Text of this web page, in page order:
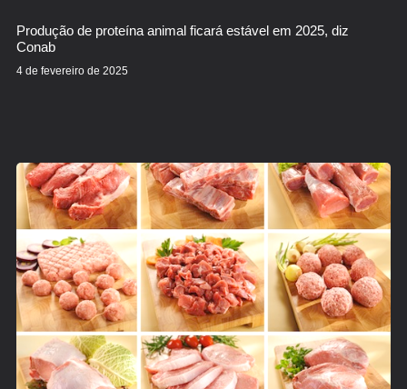
Produção de proteína animal ficará estável em 2025, diz
Conab
4 de fevereiro de 2025